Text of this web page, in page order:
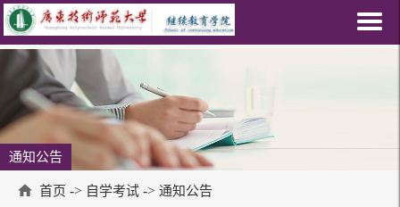
通知公告
首页 -> 自学考试 -> 通知公告